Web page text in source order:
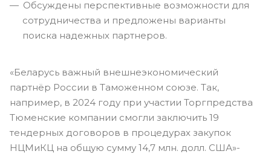
Обсуждены перспективные возможности для
сотрудничества и предложены варианты
поиска надежных партнеров.
«Беларусь важный внешнеэкономический
партнёр России в Таможенном союзе. Так,
например, в 2024 году при участии Торгпредства
Тюменские компании смогли заключить 19
тендерных договоров в процедурах закупок
НЦМиКЦ на общую сумму 14,7 млн. долл. США»-